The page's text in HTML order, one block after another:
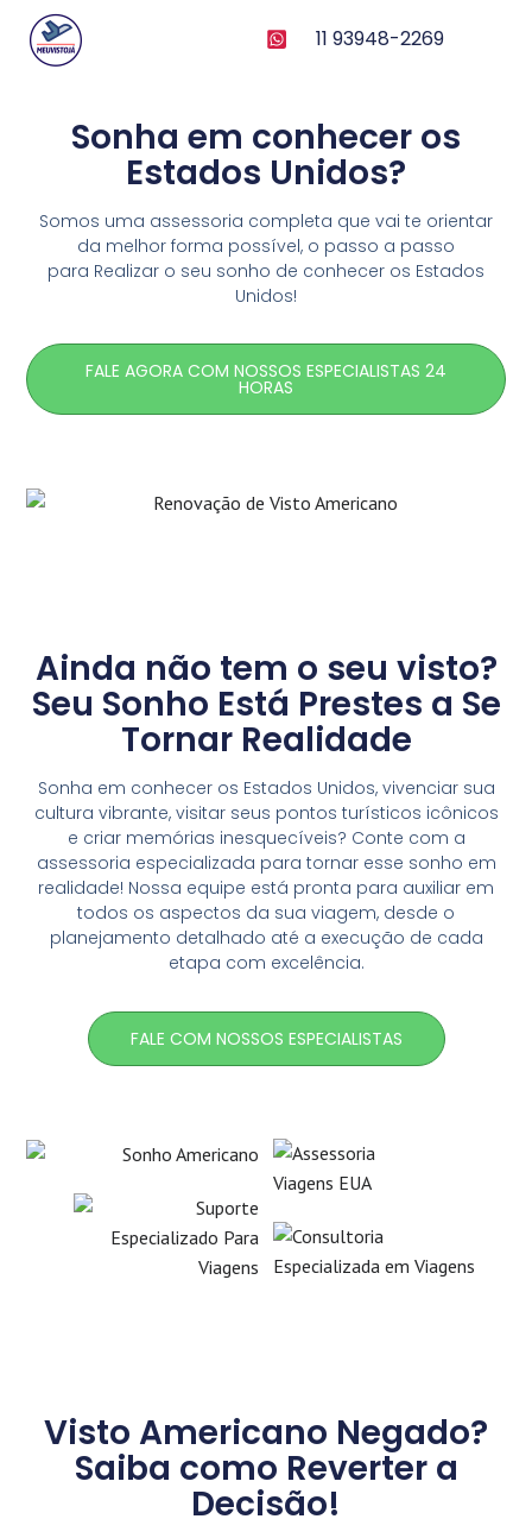
11 93948-2269
Sonha em conhecer os
Estados Unidos?
Somos uma assessoria completa que vai te orientar
da melhor forma possível, o passo a passo
para Realizar o seu sonho de conhecer os Estados
Unidos!
FALE AGORA COM NOSSOS ESPECIALISTAS 24
HORAS
Ainda não tem o seu visto?
Seu Sonho Está Prestes a Se
Tornar Realidade
Sonha em conhecer os Estados Unidos, vivenciar sua
cultura vibrante, visitar seus pontos turísticos icônicos
e criar memórias inesquecíveis? Conte com a
assessoria especializada para tornar esse sonho em
realidade! Nossa equipe está pronta para auxiliar em
todos os aspectos da sua viagem, desde o
planejamento detalhado até a execução de cada
etapa com excelência.
FALE COM NOSSOS ESPECIALISTAS
Visto Americano Negado?
Saiba como Reverter a
Decisão!